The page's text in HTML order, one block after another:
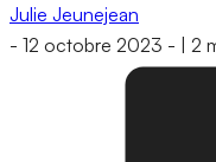
Julie Jeunejean
- 12 octobre 2023 - 2